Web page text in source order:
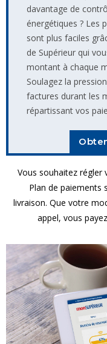
davantage de
énergétiques ? Les
sont plus faciles
de Supérieur qui
montant à chaque
Soulagez la
factures durant les
répartissant vos
Vous souhaitez régler
Plan de paiements
livraison. Que votre
appel, vous